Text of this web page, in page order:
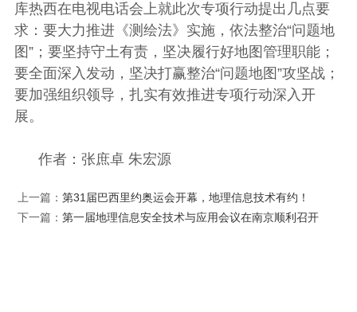
库热西在电视电话会上就此次专项行动提出几点要
求：要大力推进《测绘法》实施，依法整治“问题地
图”；要坚持守土有责，坚决履行好地图管理职能；
要全面深入发动，坚决打赢整治“问题地图”攻坚战；
要加强组织领导，扎实有效推进专项行动深入开
展。
作者：张庶卓 朱宏源
上一篇：第31届巴西里约奥运会开幕，地理信息技术有约！
下一篇：第一届地理信息安全技术与应用会议在南京顺利召开